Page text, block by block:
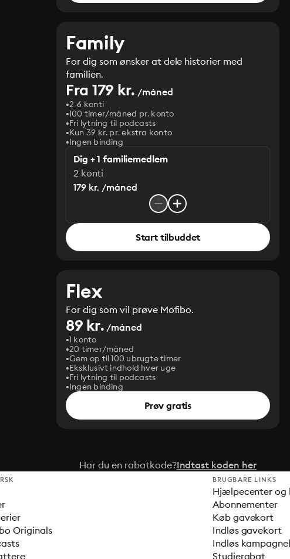
Family
For dig som ønsker at dele historier med
familien.
Fra 179 kr. /måned
2-6 konti
100 timer/måned pr. konto
Fri lytning til podcasts
Kun 39 kr. pr. ekstra konto
Ingen binding
Dig + 1 familiemedlem
2 konti
179 kr. /måned
Start tilbuddet
Flex
For dig som vil prøve Mofibo.
89 kr. /måned
1 konto
20 timer/måned
Gem op til 100 ubrugte timer
Eksklusivt indhold hver uge
Fri lytning til podcasts
Ingen binding
Prøv gratis
Har du en rabatkode?Indtast koden her
Originals
BRUGBARE LINKS
Hjælpecenter
Abonnementer
Køb gavekort
Indløs gavekort
Indløs
Studierabat